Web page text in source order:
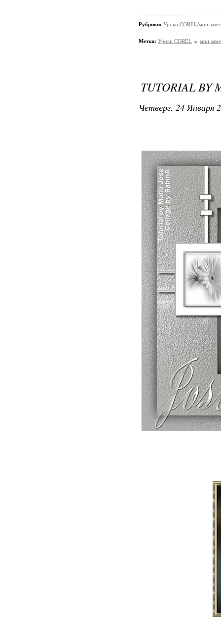
Рубрики: Уроки COREL/мои
Метки: Уроки COREL мои
TUTORIAL BY
Четверг, 24 Января